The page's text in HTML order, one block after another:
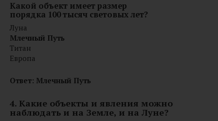
Какой объект имеет размер
порядка 100 тысяч световых лет?
Луна
Млечный Путь
Титан
Европа
Ответ: Млечный Путь
4. Какие объекты и явления можно
наблюдать и на Земле, и на Луне?